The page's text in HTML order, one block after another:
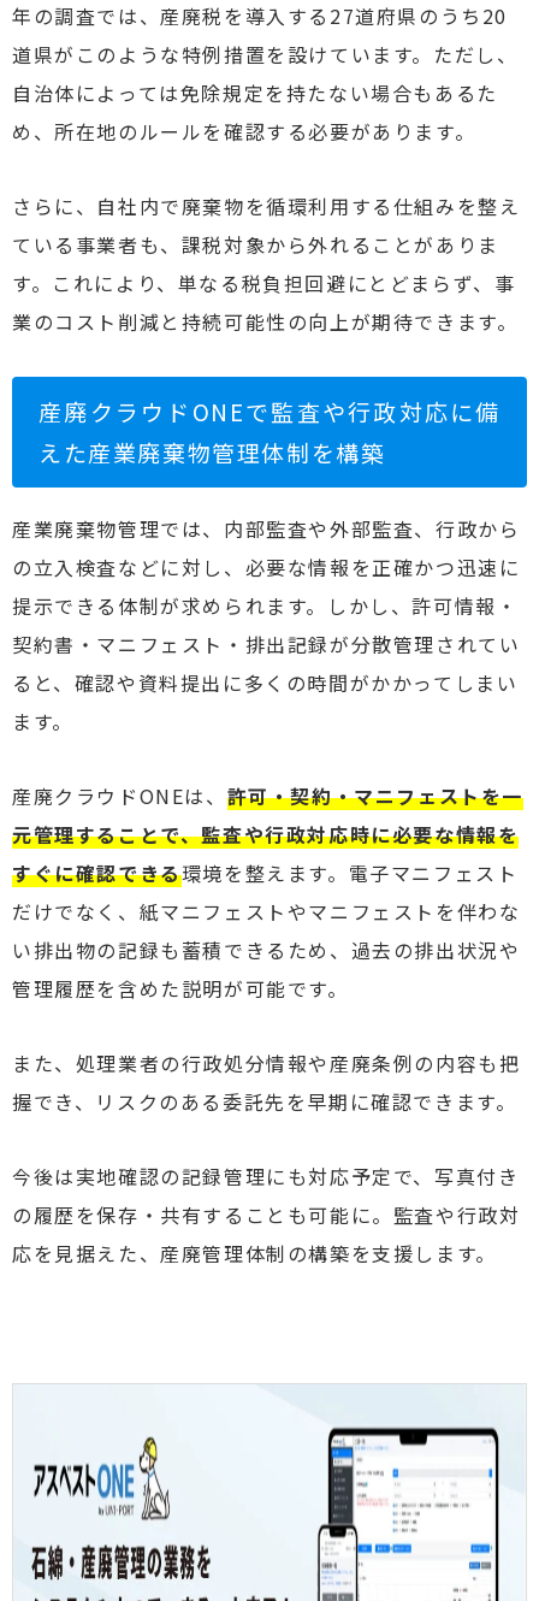
年の調査では、産廃税を導入する27道府県のうち20
道県がこのような特例措置を設けています。ただし、
自治体によっては免除規定を持たない場合もあるた
め、所在地のルールを確認する必要があります。
さらに、自社内で廃棄物を循環利用する仕組みを整え
ている事業者も、課税対象から外れることがありま
す。これにより、単なる税負担回避にとどまらず、事
業のコスト削減と持続可能性の向上が期待できます。
産廃クラウドONEで監査や行政対応に備
えた産業廃棄物管理体制を構築
産業廃棄物管理では、内部監査や外部監査、行政から
の立入検査などに対し、必要な情報を正確かつ迅速に
提示できる体制が求められます。しかし、許可情報・
契約書・マニフェスト・排出記録が分散管理されてい
ると、確認や資料提出に多くの時間がかかってしまい
ます。
産廃クラウドONEは、 許可・契約・マニフェストを一
元管理することで、監査や行政対応時に必要な情報を
すぐに確認できる環境を整えます。電子マニフェスト
だけでなく、紙マニフェストやマニフェストを伴わな
い排出物の記録も蓄積できるため、過去の排出状況や
管理履歴を含めた説明が可能です。
また、処理業者の行政処分情報や産廃条例の内容も把
握でき、リスクのある委託先を早期に確認できます。
今後は実地確認の記録管理にも対応予定で、写真付き
の履歴を保存・共有することも可能に。監査や行政対
応を見据えた、産廃管理体制の構築を支援します。